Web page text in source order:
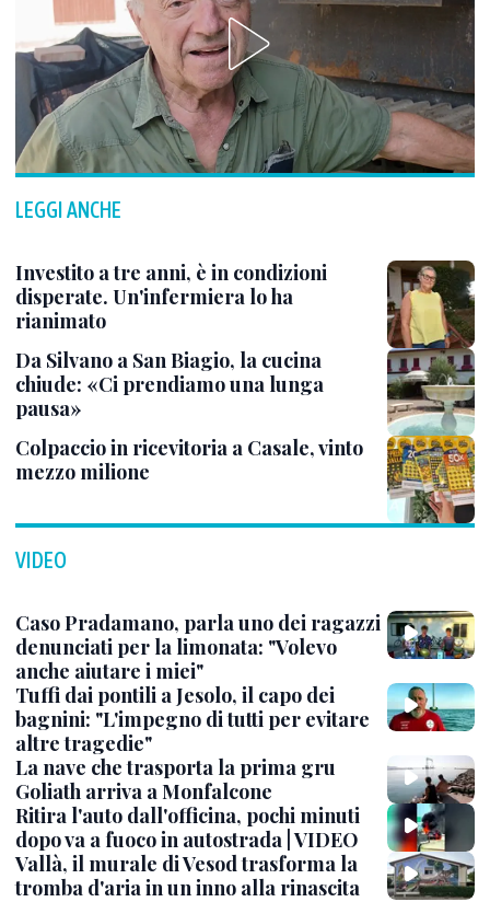
LEGGI ANCHE
Investito a tre anni, è in condizioni
disperate. Un'infermiera lo ha
rianimato
Da Silvano a San Biagio, la cucina
chiude: «Ci prendiamo una lunga
pausa»
Colpaccio in ricevitoria a Casale, vinto
mezzo milione
VIDEO
Caso Pradamano, parla uno dei ragazzi
denunciati per la limonata: "Volevo
anche aiutare i miei"
Tuffi dai pontili a Jesolo, il capo dei
bagnini: "L'impegno di tutti per evitare
altre tragedie"
La nave che trasporta la prima gru
Goliath arriva a Monfalcone
Ritira l'auto dall'officina, pochi minuti
dopo va a fuoco in autostrada | VIDEO
Vallà, il murale di Vesod trasforma la
tromba d'aria in un inno alla rinascita